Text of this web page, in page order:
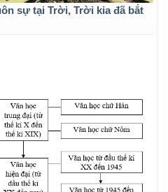
sự tại Trời, Trời kia đã bắt